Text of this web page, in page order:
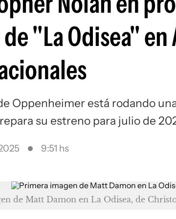
"La Odisea"
Oppenheimer está rodando
su estreno para julio de
9:51 hs
de Matt Damon en La Odisea, de